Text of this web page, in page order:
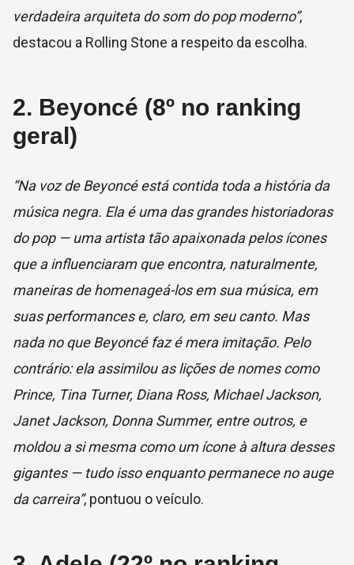
verdadeira arquiteta do som do pop moderno”,
destacou a Rolling Stone a respeito da escolha.
2. Beyoncé (8º no ranking
geral)
“Na voz de Beyoncé está contida toda a história da
música negra. Ela é uma das grandes historiadoras
do pop — uma artista tão apaixonada pelos ícones
que a influenciaram que encontra, naturalmente,
maneiras de homenageá-los em sua música, em
suas performances e, claro, em seu canto. Mas
nada no que Beyoncé faz é mera imitação. Pelo
contrário: ela assimilou as lições de nomes como
Prince, Tina Turner, Diana Ross, Michael Jackson,
Janet Jackson, Donna Summer, entre outros, e
moldou a si mesma como um ícone à altura desses
gigantes — tudo isso enquanto permanece no auge
da carreira”, pontuou o veículo.